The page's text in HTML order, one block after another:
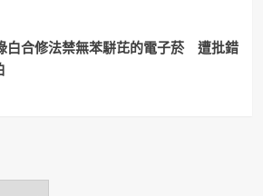
白合修法禁無苯駢芘的電子菸 遭批錯